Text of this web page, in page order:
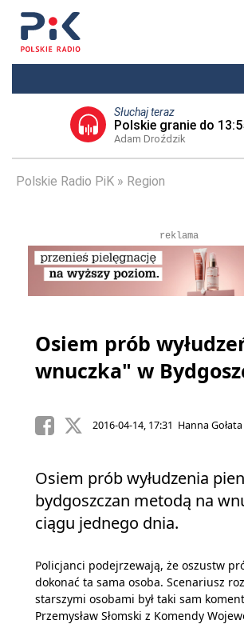
Słuchaj teraz
Polskie granie do
Adam Droździk
Polskie Radio PiK Region
reklama
Osiem prób
wnuczka" w
2016-04-14, 17:31 Hanna Gołata
Osiem prób wyłudzenia
bydgoszczan metodą na
ciągu jednego dnia.
Policjanci podejrzewają, że oszustw
dokonać ta sama osoba. Scenariusz
starszymi osobami był taki sam
Przemysław Słomski z Komendy